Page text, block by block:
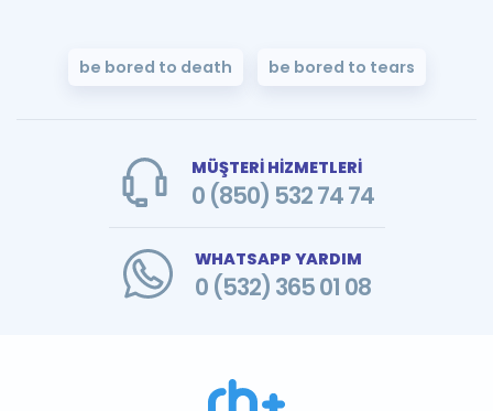
be bored to death be bored to tears
MÜŞTERİ HİZMETLERİ
0 (850) 532 74 74
WHATSAPP YARDIM
0 (532) 365 01 08